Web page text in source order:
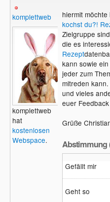
komplettweb
komplettweb
hat
kostenlosen
Webspace.
hiermit
kochst du?!
Zielgruppe
die es
Rezept
kann sowie
jeder zum
mitreden
und vieles
euer
Grüße
Abstimmung
Gefällt mir
Geht so